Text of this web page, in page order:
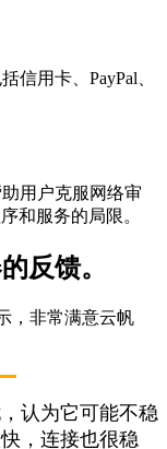
信用卡、PayPal、
用户克服网络审
和服务的局限。
反馈。
认为它可能不稳
，连接也很稳